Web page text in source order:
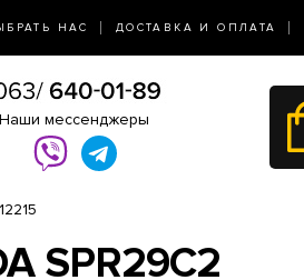
НАС ДОСТАВКА И ОПЛАТА
Наши мессенджеры
SPR29C2